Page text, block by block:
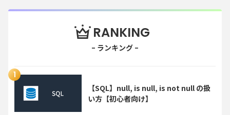
RANKING
【SQL】null, is null, is not null の扱
い方【初心者向け】